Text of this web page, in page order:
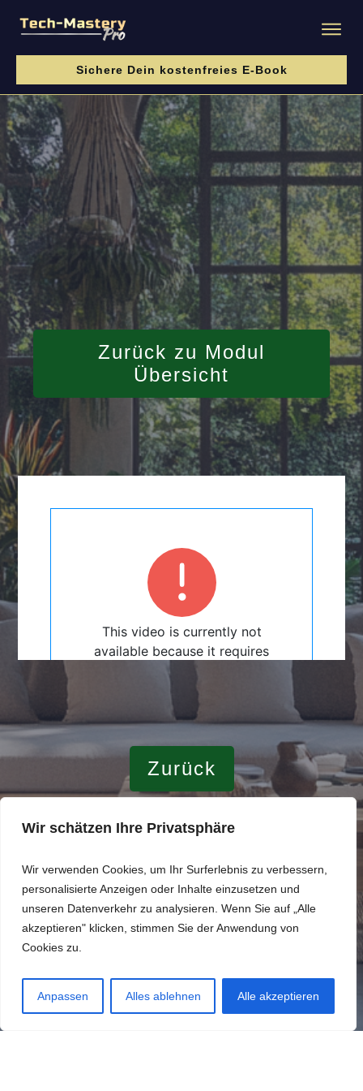
Wir schätzen Ihre Privatsphäre
Wir verwenden Cookies, um Ihr Surferlebnis zu verbessern,
personalisierte Anzeigen oder Inhalte einzusetzen und
unseren Datenverkehr zu analysieren. Wenn Sie auf „Alle
akzeptieren" klicken, stimmen Sie der Anwendung von
Cookies zu.
Anpassen Alles ablehnen Alle akzeptieren
Sichere Dein kostenfreies E-Book
Zurück zu Modul
Übersicht
Zurück